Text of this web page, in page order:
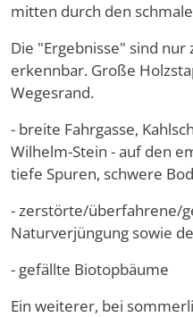
mitten durch den
Die "Ergebnisse" sind nur
erkennbar. Große
Wegesrand.
- breite Fahrgasse,
Wilhelm-Stein - auf den
tiefe Spuren, schwere
- zerstörte/überfahrene/
Naturverjüngung sowie
- gefällte Biotopbäume
Ein weiterer, bei